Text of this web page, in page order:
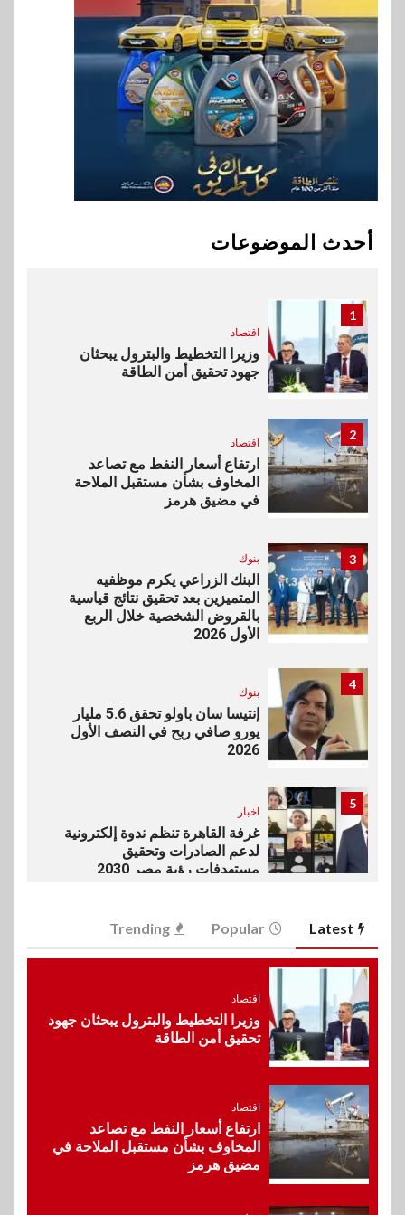
أحدث الموضوعات
وأفريقيا Tour4Cure
9
سوق وصلة
هواوي: هاتف nova 15
Max بطارية ضخمة وتصميم متين
جهازًا مثاليًا للشباب
اقتصاد
خطط نمو «بلد» لتعزيز حضورها
في سوق تحويلات المصريين
1
اقتصاد
وزيرا التخطيط والبترول يبحثان
جهود تحقيق أمن الطاقة
2
اقتصاد
ارتفاع أسعار النفط مع تصاعد
المخاوف بشأن مستقبل الملاحة
في مضيق هرمز
3 بنوك
البنك الزراعي يكرم موظفيه
المتميزين بعد تحقيق نتائج قياسية
بالقروض الشخصية خلال الربع
الأول 2026
4
بنوك
إنتيسا سان باولو تحقق 5.6 مليار
يورو صافي ربح في النصف الأول
2026
5
اخبار
غرفة القاهرة تنظم ندوة إلكترونية
لدعم الصادرات وتحقيق
مستهدفات رؤية مصر 2030
6
بنوك
بنك مصر يشارك في فعالية اليوم
7
للنمو والتوسع
8 اخبار
Latest
Popular
Trending
اقتصاد
وزيرا التخطيط والبترول يبحثان جهود
تحقيق أمن الطاقة
اقتصاد
ارتفاع أسعار النفط مع تصاعد
المخاوف بشأن مستقبل الملاحة في
مضيق هرمز